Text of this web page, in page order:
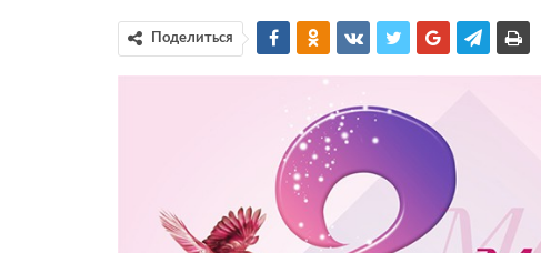
Поделиться